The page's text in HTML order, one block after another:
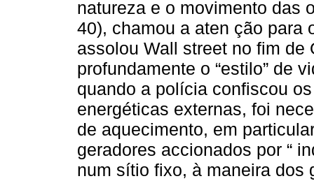
natureza e o movimento das
40), chamou a aten ção para
assolou Wall street no fim de
profundamente o “estilo” de
quando a polícia confiscou
energéticas externas, foi
de aquecimento, em
geradores accionados por “
num sítio fixo, à maneira dos